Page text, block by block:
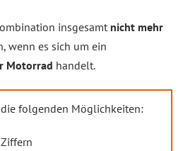
insgesamt nicht mehr
wenn es sich um ein
Motorrad handelt.
folgenden Möglichkeiten: